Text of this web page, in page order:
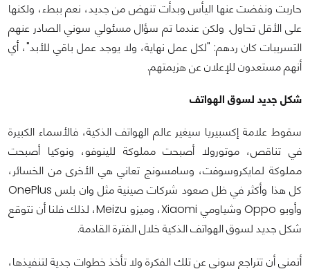
حاربت ونفضت عنها اليأس وبدأت تنهض من جديد، نعم ببطء، ولكنها
على الأقل تحاول. ولكن عندما تم سؤال مسئولي سوني الصادر عنهم
التسريبات كان ردهم: "لكل عمل نهاية، ولا يوجد عمل باقي للأبد"، أي
أنهم مستعدون للإعلان عن هزيمتهم.
شكل جديد لسوق الهواتف
سقوط علامة إكسبيريا سيغير عالم الهواتف الذكية، فالأسماء الكبيرة
في تناقص، موتورولا أصبحت مملوكة للينوفو، ونوكيا أصبحت
مملوكة لمايكروسوفت، وسامسونج تعاني هي الأخرى من الخسائر،
كل هذا وأكثر في ظل صعود شركات صينية مثل وان بلس OnePlus
وأوبو Oppo وشياومي Xiaomi، وميزو Meizu، لذلك فلنا أن نتوقع
شكل جديد لسوق الهواتف الذكية خلال الفترة القادمة.
أتمنى أن تتراجع سوني عن تلك الفكرة ولا تأخذ خطوات جدية لتنفيذها،